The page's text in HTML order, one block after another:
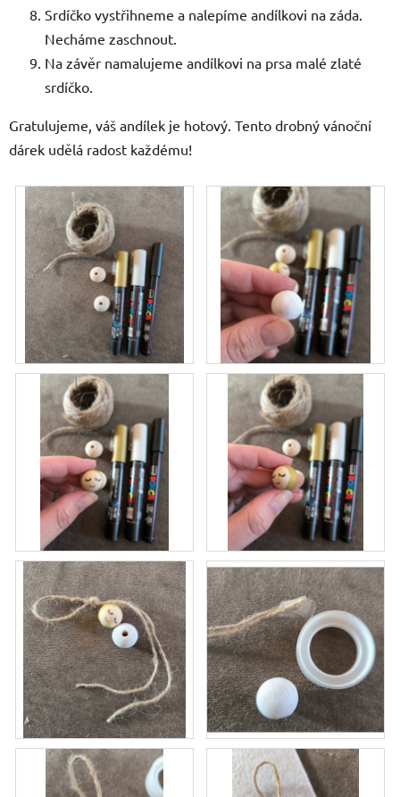
Srdíčko vystřihneme a nalepíme andílkovi na záda.
Necháme zaschnout.
Na závěr namalujeme andílkovi na prsa malé zlaté
srdíčko.
Gratulujeme, váš andílek je hotový. Tento drobný vánoční
dárek udělá radost každému!